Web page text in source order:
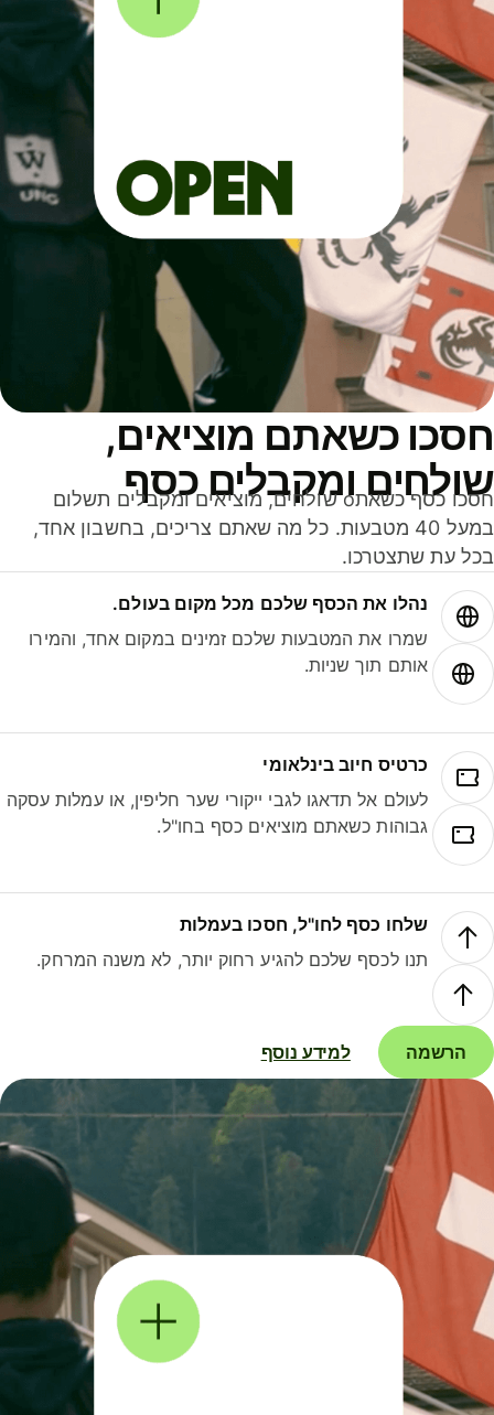
כשאתם מוציאים,
ומקבלים כסף
חסכו כסף כשאתo שולחים, מוציאים ומקבלים תשלום
במעל 40 מטבעות. כל מה שאתם צריכים, בחשבון אחד,
עת שתצטרכו.
נהלו את הכסף שלכם מכל מקום בעולם.
שמרו את המטבעות שלכם זמינים במקום אחד, והמירו
אותם תוך שניות.
כרטיס חיוב בינלאומי
לעולם אל תדאגו לגבי ייקורי שער חליפין, או עמלות עסקה
גבוהות כשאתם מוציאים כסף בחו"ל.
שלחו כסף לחו"ל, חסכו בעמלות
תנו לכסף שלכם להגיע רחוק יותר, לא משנה המרחק.
הרשמה למידע נוסף